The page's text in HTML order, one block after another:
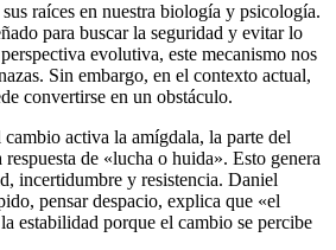
raíces en nuestra biología y psicología.
para buscar la seguridad y evitar lo
evolutiva, este mecanismo nos
Sin embargo, en el contexto actual,
convertirse en un obstáculo.
activa la amígdala, la parte del
respuesta de «lucha o huida». Esto genera
incertidumbre y resistencia. Daniel
pensar despacio, explica que «el
estabilidad porque el cambio se percibe